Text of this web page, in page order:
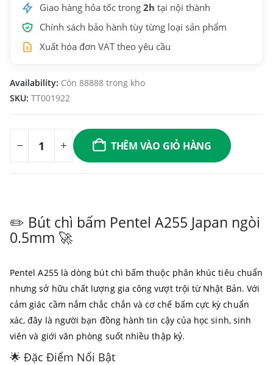
Giao hàng hỏa tốc trong 2h tại nội thành
Chính sách bảo hành tùy từng loại sản phẩm
Xuất hóa đơn VAT theo yêu cầu
Availability: Còn 88888 trong kho
SKU: TT001922
THÊM VÀO GIỎ HÀNG
✏️ Bút chì bấm Pentel A255 Japan ngòi
0.5mm 🚀
Pentel A255 là dòng bút chì bấm thuộc phân khúc tiêu chuẩn
nhưng sở hữu chất lượng gia công vượt trội từ Nhật Bản. Với
cảm giác cầm nắm chắc chắn và cơ chế bấm cực kỳ chuẩn
xác, đây là người bạn đồng hành tin cậy của học sinh, sinh
viên và giới văn phòng suốt nhiều thập kỷ.
🌟 Đặc Điểm Nổi Bật